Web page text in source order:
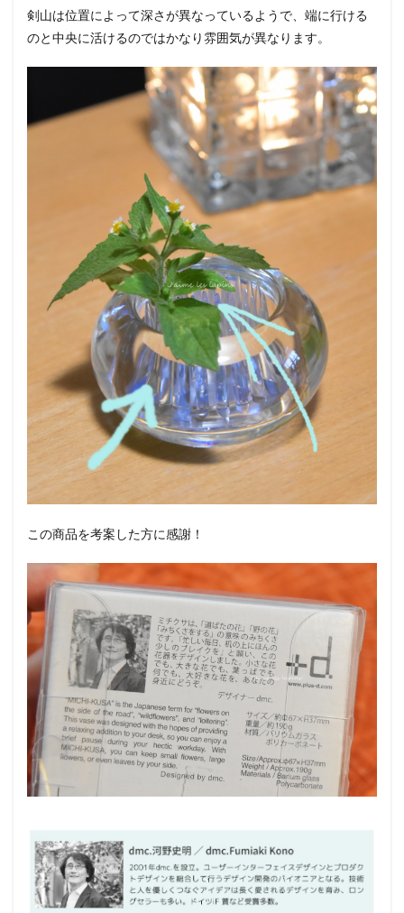
剣山は位置によって深さが異なっているようで、端に行ける
のと中央に活けるのではかなり雰囲気が異なります。
この商品を考案した方に感謝！